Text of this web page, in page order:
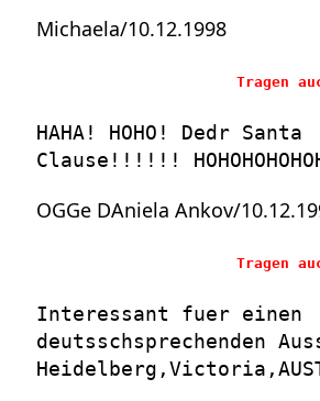
Michaela/10.12.1998
Tragen
HAHA! HOHO! Dedr Santa
Clause!!!!!!
OGGe DAniela Ankov/
Tragen
Interessant fuer einen
deutsschsprechenden